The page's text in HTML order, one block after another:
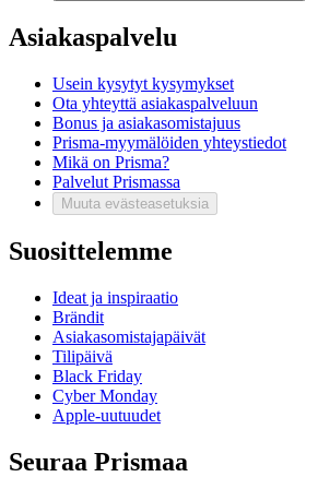
Asiakaspalvelu
Usein kysytyt kysymykset
Ota yhteyttä asiakaspalveluun
Bonus ja asiakasomistajuus
Prisma-myymälöiden yhteystiedot
Mikä on Prisma?
Palvelut Prismassa
Muuta evästeasetuksia
Suosittelemme
Ideat ja inspiraatio
Brändit
Asiakasomistajapäivät
Tilipäivä
Black Friday
Cyber Monday
Apple-uutuudet
Seuraa Prismaa